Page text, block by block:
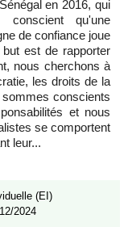
en 2016, qui
conscient qu'une
de confiance joue
est de rapporter
nous cherchons à
les droits de la
sommes conscients
et nous
se comportent
leur...
(EI)
2024